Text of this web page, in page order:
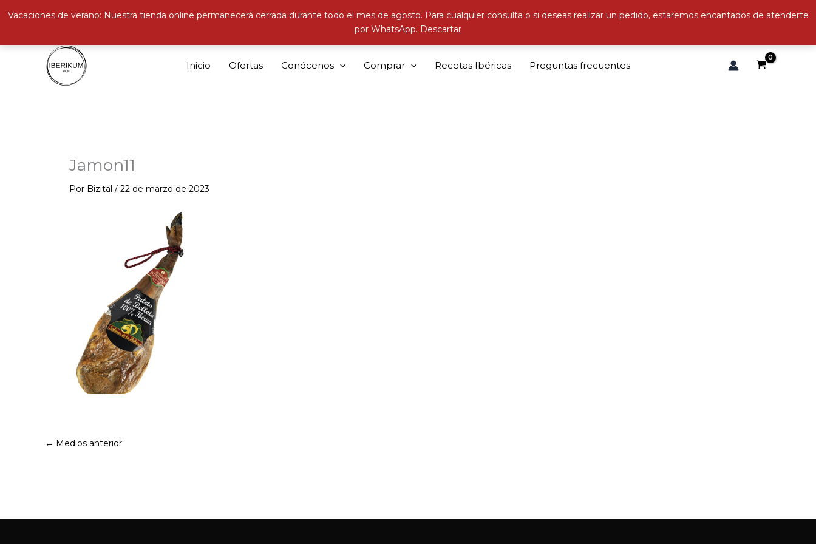
Vacaciones de verano: Nuestra tienda online permanecerá cerrada durante todo el mes de agosto. Para cualquier consulta o si deseas realizar un pedido, estaremos encantados de atenderte
por WhatsApp. Descartar
Inicio Ofertas Conócenos Comprar Recetas Ibéricas Preguntas frecuentes
Jamon11
Por Bizital / 22 de marzo de 2023
← Medios anterior